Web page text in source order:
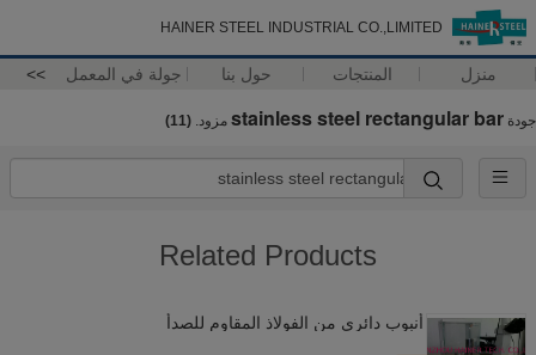
HAINER STEEL INDUSTRIAL CO.,LIMITED
منزل المنتجات حول بنا جولة في المعمل >>
جودة stainless steel rectangular bar مزود. (11)
Related Products
أنبوب دائري من الفولاذ المقاوم للصدأ